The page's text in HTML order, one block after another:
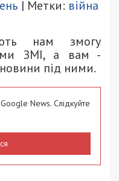
| Метки: війна
нам змогу
ЗМІ, а вам -
під ними.
News. Слідкуйте